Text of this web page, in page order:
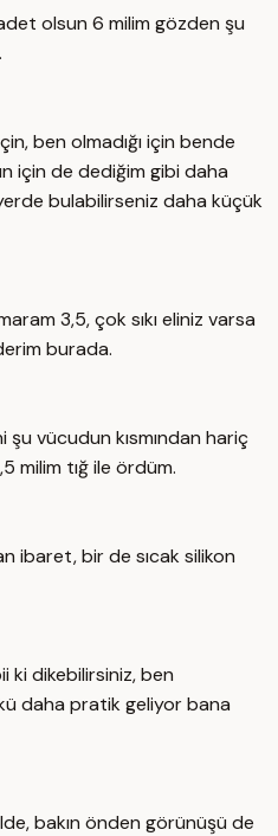
olsun 6 milim gözden şu
ben olmadığı için bende
için de dediğim gibi daha
bulabilirseniz daha küçük
3,5, çok sıkı eliniz varsa
burada.
vücudun kısmından hariç
milim tığ ile ördüm.
ibaret, bir de sıcak silikon
ki dikebilirsiniz, ben
daha pratik geliyor bana
bakın önden görünüşü de